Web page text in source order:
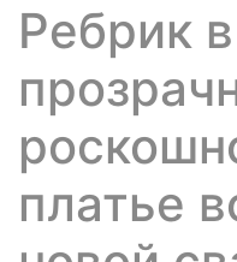
Ребрик в
платье